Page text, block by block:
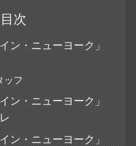
目次
ン・ニューヨーク」
ッフ
ン・ニューヨーク」
ン・ニューヨーク」